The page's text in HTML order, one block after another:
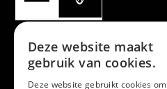
Deze website maakt
gebruik van cookies.
Deze website gebruikt cookies om